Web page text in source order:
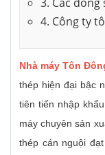
4. Công ty
Nhà máy Tôn
thép hiện đại bậc
tiên tiến nhập
máy chuyên sản
thép cán nguội